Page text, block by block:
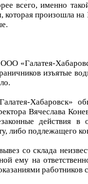
всего, именно
которая произошла на
«Галатея-
изъятые
Хабаровск»
Вячеслава
действия в
либо подлежащего
со склада
ему на
работников